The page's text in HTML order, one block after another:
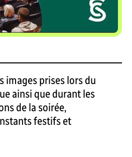
images prises lors du
ainsi que durant les
de la soirée,
festifs et